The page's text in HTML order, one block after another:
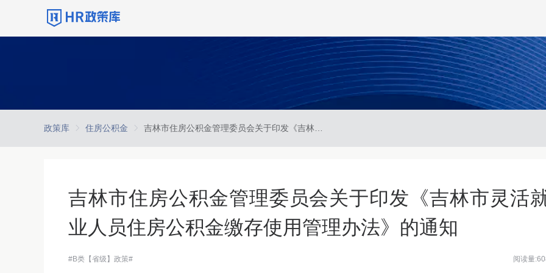
政策库 住房公积金
吉林市住房公积金管理委员会关于印发《吉林市灵活
业人员住房公积金缴存使用管理办法》的通知
#B类【省级】政策# 阅读量